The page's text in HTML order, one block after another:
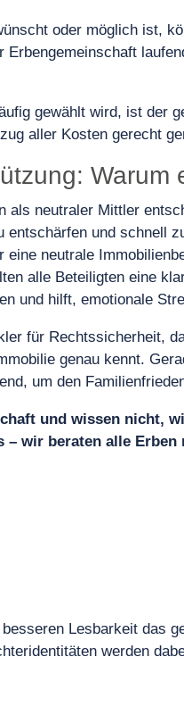
oder möglich ist,
gewählt wird, ist der
aller Kosten gerecht
Warum
als neutraler Mittler
entschärfen und schnell
neutrale
alle Beteiligten eine
und hilft, emotionale
für Rechtssicherheit,
genau kennt.
um den
und wissen nicht,
– wir beraten alle
Lesbarkeit das
werden